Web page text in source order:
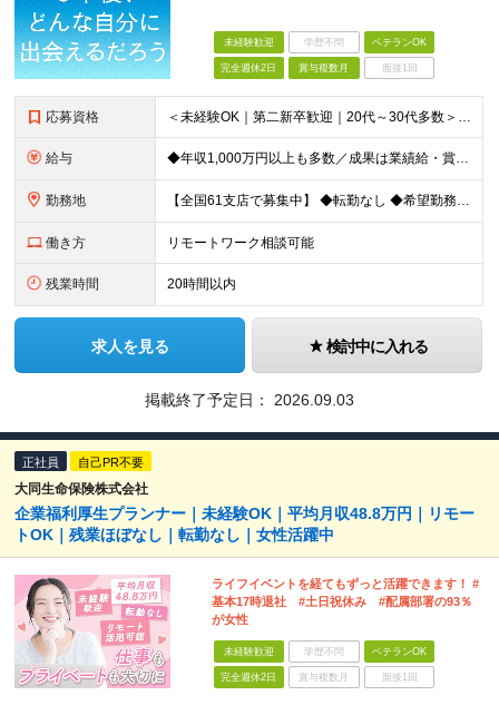
未経験歓迎 学歴不問 ベテランOK
完全週休2日 賞与複数月 面接1回
応募資格 ＜未経験OK｜第二新卒歓迎｜20代～30代多数＞ ◆業界未経験・営業未経験がほとんどです！ ◆高卒以上 ━━━━━━━━ 育成前提の採用です！ ━━━━━━━━ 「稼ぎたい」「経営者になりたい」など
給与 ◆年収1,000万円以上も多数／成果は業績給・賞与に反映 ◆年収例1,233円／30代・4年目 月給24万4,094円～33万5,000円＋業績給＋賞与年2回（業績による） ※給与は配属エリアによ
勤務地 【全国61支店で募集中】 ◆転勤なし ◆希望勤務地を選べる ◆U・Iターンも歓迎です ----- 契約期間中は転勤がありません。 お住まいの地域でキャリアを築くことができます！ ----- ■北海道／
働き方 リモートワーク相談可能
残業時間 20時間以内
求人を見る 検討中に入れる
掲載終了予定日： 2026.09.03
正社員 自己PR不要
大同生命保険株式会社
企業福利厚生プランナー｜未経験OK｜平均月収48.8万円｜リモー
トOK｜残業ほぼなし｜転勤なし｜女性活躍中
ライフイベントを経てもずっと活躍できます！ #
基本17時退社 #土日祝休み #配属部署の93％
が女性
未経験歓迎 学歴不問 ベテランOK
完全週休2日 賞与複数月 面接1回